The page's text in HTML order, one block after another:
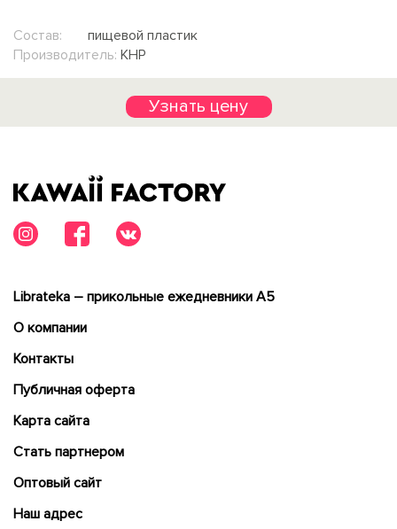
Состав:
пищевой пластик
Производитель: КНР
Узнать цену
Librateka – прикольные ежедневники А5
О компании
Контакты
Публичная оферта
Карта сайта
Cтать партнером
Оптовый сайт
Наш адрес